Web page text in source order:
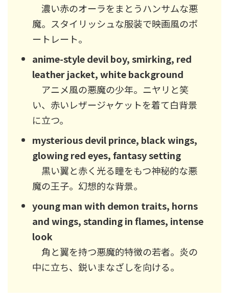
濃い赤のオーラをまとうハンサムな悪
魔。スタイリッシュな服装で映画風のポ
ートレート。
anime-style devil boy, smirking, red
leather jacket, white background
アニメ風の悪魔の少年。ニヤリと笑
い、赤いレザージャケットを着て白背景
に立つ。
mysterious devil prince, black wings,
glowing red eyes, fantasy setting
黒い翼と赤く光る瞳をもつ神秘的な悪
魔の王子。幻想的な背景。
young man with demon traits, horns
and wings, standing in flames, intense
look
角と翼を持つ悪魔的特徴の若者。炎の
中に立ち、鋭いまなざしを向ける。